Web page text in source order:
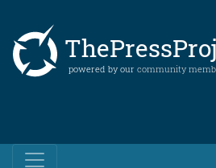
powered by our community